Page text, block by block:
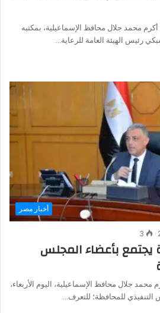
محمد جلال محافظ الإسماعيلية، بمكتبه
رئيس الهيئة العامة للرعاية…
أخبار مصر
3
يجتمع بأعضاء المجلس
جلال محافظ الإسماعيلية، اليوم الأربعاء،
للمحافظة؛ للتعرف…